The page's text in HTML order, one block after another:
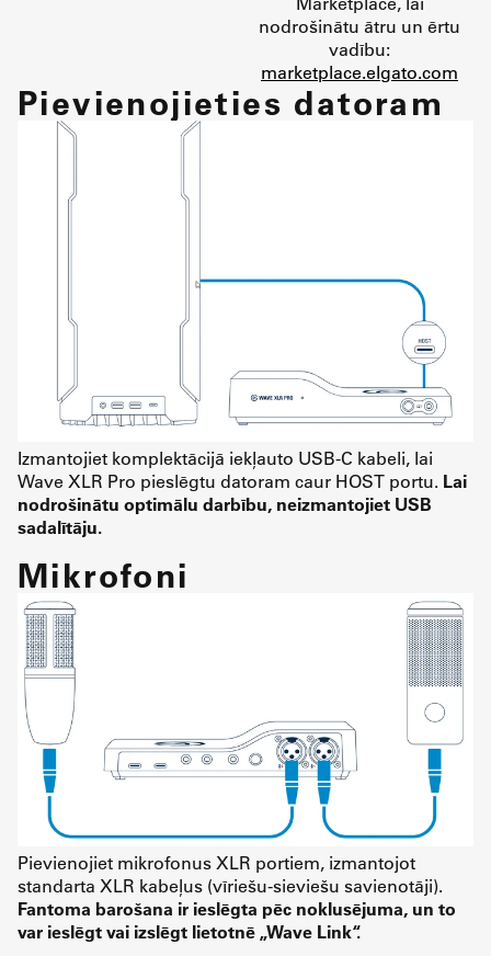
nodrošinātu ātru un ērtu
vadību:
marketplace.elgato.com
Pievienojieties datoram
Izmantojiet komplektācijā iekļauto USB-C kabeli, lai
Wave XLR Pro pieslēgtu datoram caur HOST portu. Lai
nodrošinātu optimālu darbību, neizmantojiet USB
sadalītāju.
Mikrofoni
Pievienojiet mikrofonus XLR portiem, izmantojot
standarta XLR kabeļus (vīriešu-sieviešu savienotāji).
Fantoma barošana ir ieslēgta pēc noklusējuma, un to
var ieslēgt vai izslēgt lietotnē „Wave Link“.